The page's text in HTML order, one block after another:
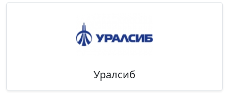
Уралсиб